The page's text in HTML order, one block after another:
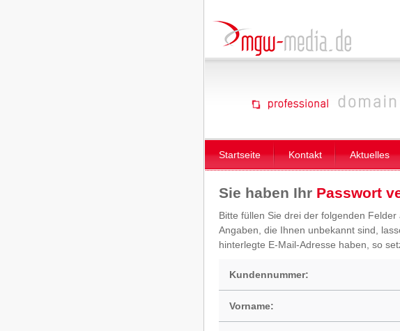
Startseite Kontakt Aktuelles
Sie haben Ihr Passwort
Bitte füllen Sie drei der folgenden
Angaben, die Ihnen unbekannt sind,
hinterlegte E-Mail-Adresse haben, so
Kundennummer:
Vorname: